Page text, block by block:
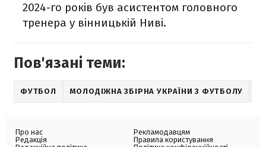
2024-го років був асистентом головного
тренера у вінницькій Ниві.
Пов'язані теми:
ФУТБОЛ МОЛОДІЖНА ЗБІРНА УКРАЇНИ З ФУТБОЛУ
Про нас
Редакція
Рекламодавцям
Правила користування